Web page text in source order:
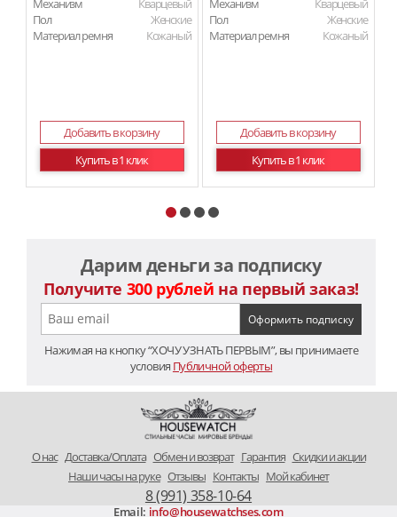
Механизм
Кварцевый
Пол
Женские
Материал ремня
Кожаный
Добавить в корзину
Купить в 1 клик
Механизм
Кварцевый
Пол
Женские
Материал ремня
Кожаный
Добавить в корзину
Купить в 1 клик
Дарим деньги за подписку
Получите 300 рублей на первый заказ!
Нажимая на кнопку “ХОЧУ УЗНАТЬ ПЕРВЫМ”, вы принимаете
условия Публичной оферты
O нас Доставка/Оплата Обмен и возврат Гарантия Скидки и акции
Наши часы на руке Отзывы Контакты Мой кабинет
8 (991) 358-10-64
Email: info@housewatchses.com